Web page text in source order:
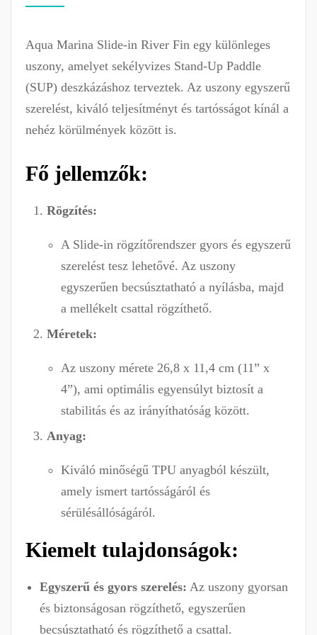
Aqua Marina Slide-in River Fin egy különleges
uszony, amelyet sekélyvizes Stand-Up Paddle
(SUP) deszkázáshoz terveztek. Az uszony egyszerű
szerelést, kiváló teljesítményt és tartósságot kínál a
nehéz körülmények között is.
Fő jellemzők:
Rögzítés:
A Slide-in rögzítőrendszer gyors és egyszerű
szerelést tesz lehetővé. Az uszony
egyszerűen becsúsztatható a nyílásba, majd
a mellékelt csattal rögzíthető.
Méretek:
Az uszony mérete 26,8 x 11,4 cm (11” x
4”), ami optimális egyensúlyt biztosít a
stabilitás és az irányíthatóság között.
Anyag:
Kiváló minőségű TPU anyagból készült,
amely ismert tartósságáról és
sérülésállóságáról.
Kiemelt tulajdonságok:
Egyszerű és gyors szerelés: Az uszony gyorsan
és biztonságosan rögzíthető, egyszerűen
becsúsztatható és rögzíthető a csattal.